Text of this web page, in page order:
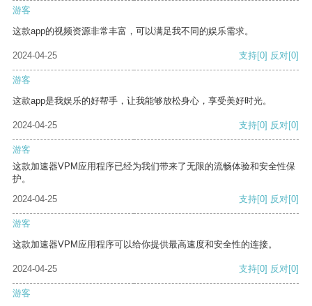
游客
这款app的视频资源非常丰富，可以满足我不同的娱乐需求。
2024-04-25 支持[0] 反对[0]
游客
这款app是我娱乐的好帮手，让我能够放松身心，享受美好时光。
2024-04-25 支持[0] 反对[0]
游客
这款加速器VPM应用程序已经为我们带来了无限的流畅体验和安全性保
护。
2024-04-25
支持[0] 反对[0]
游客
这款加速器VPM应用程序可以给你提供最高速度和安全性的连接。
2024-04-25 支持[0] 反对[0]
游客